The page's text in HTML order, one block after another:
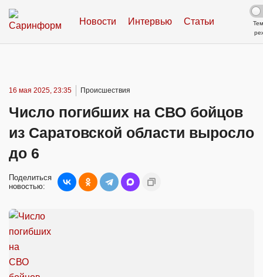
Новости Интервью Статьи
16 мая 2025, 23:35 Происшествия
Число погибших на СВО бойцов
из Саратовской области выросло
до 6
Поделиться
новостью: